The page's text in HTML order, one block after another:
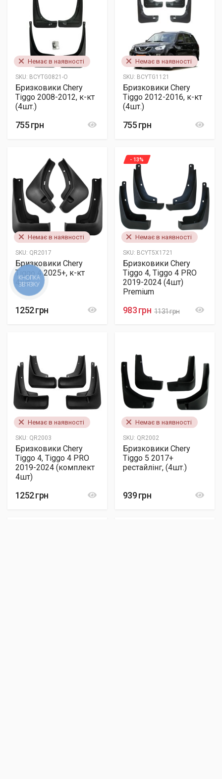
Немає в наявності
SKU: BCYTG0821-O
Бризковики Chery
Tiggo 2008-2012, к-кт
(4шт.)
755 грн
Немає в наявності
SKU: BCYTG1121
Бризковики Chery
Tiggo 2012-2016, к-кт
(4шт.)
755 грн
Немає в наявності
SKU: QR2017
Бризковики Chery
Tiggo 4 2025+, к-кт
4шт.
1252 грн
Немає в наявності
SKU: BCYT5X1721
- 13%
Бризковики Chery
Tiggo 4, Tiggo 4 PRO
2019-2024 (4шт)
Premium
983 грн 1131 грн
Немає в наявності
SKU: QR2003
Бризковики Chery
Tiggo 4, Tiggo 4 PRO
2019-2024 (комплект
4шт)
1252 грн
Немає в наявності
SKU: QR2002
Бризковики Chery
Tiggo 5 2017+
рестайлінг, (4шт.)
939 грн
КНОПКА
ЗВ'ЯЗКУ